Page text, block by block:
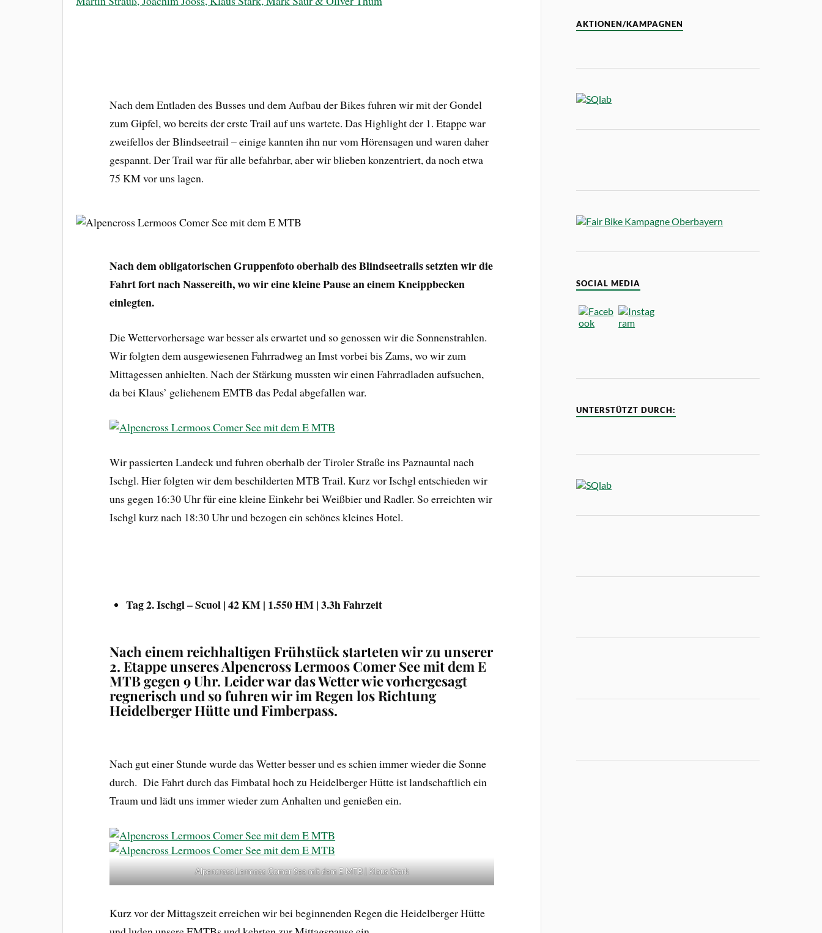
Nach dem Entladen des Busses und dem Aufbau der Bikes fuhren wir mit der Gondel
zum Gipfel, wo bereits der erste Trail auf uns wartete. Das Highlight der 1. Etappe war
zweifellos der Blindseetrail – einige kannten ihn nur vom Hörensagen und waren daher
gespannt. Der Trail war für alle befahrbar, aber wir blieben konzentriert, da noch etwa
75 KM vor uns lagen.
Nach dem obligatorischen Gruppenfoto oberhalb des Blindseetrails setzten wir die
Fahrt fort nach Nassereith, wo wir eine kleine Pause an einem Kneippbecken
einlegten.
Die Wettervorhersage war besser als erwartet und so genossen wir die Sonnenstrahlen.
Wir folgten dem ausgewiesenen Fahrradweg an Imst vorbei bis Zams, wo wir zum
Mittagessen anhielten. Nach der Stärkung mussten wir einen Fahrradladen aufsuchen,
da bei Klaus’ geliehenem EMTB das Pedal abgefallen war.
Wir passierten Landeck und fuhren oberhalb der Tiroler Straße ins Paznauntal nach
Ischgl. Hier folgten wir dem beschilderten MTB Trail. Kurz vor Ischgl entschieden wir
uns gegen 16:30 Uhr für eine kleine Einkehr bei Weißbier und Radler. So erreichten wir
Ischgl kurz nach 18:30 Uhr und bezogen ein schönes kleines Hotel.
Tag 2. Ischgl – Scuol | 42 KM | 1.550 HM | 3.3h Fahrzeit
Nach einem reichhaltigen Frühstück starteten wir zu unserer
2. Etappe unseres Alpencross Lermoos Comer See mit dem E
MTB gegen 9 Uhr. Leider war das Wetter wie vorhergesagt
regnerisch und so fuhren wir im Regen los Richtung
Heidelberger Hütte und Fimberpass.
Nach gut einer Stunde wurde das Wetter besser und es schien immer wieder die Sonne
durch. Die Fahrt durch das Fimbatal hoch zu Heidelberger Hütte ist landschaftlich ein
Traum und lädt uns immer wieder zum Anhalten und genießen ein.
Alpencross Lermoos Comer See mit dem E MTB | Klaus Stark
Kurz vor der Mittagszeit erreichen wir bei beginnenden Regen die Heidelberger Hütte
AKTIONEN/KAMPAGNEN
SOCIAL MEDIA
UNTERSTÜTZT DURCH: